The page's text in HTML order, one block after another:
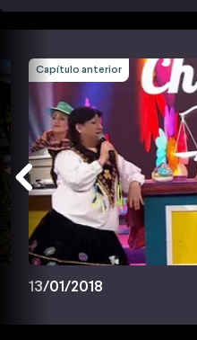
Capítulo anterior
13/01/2018